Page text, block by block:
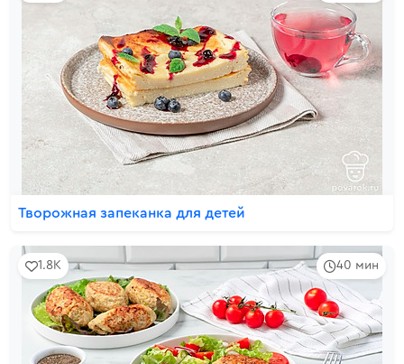
Творожная запеканка для детей
40 мин
1.8K